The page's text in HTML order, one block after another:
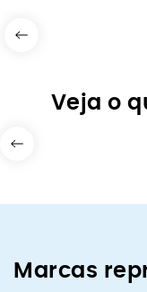
Veja o
Marcas